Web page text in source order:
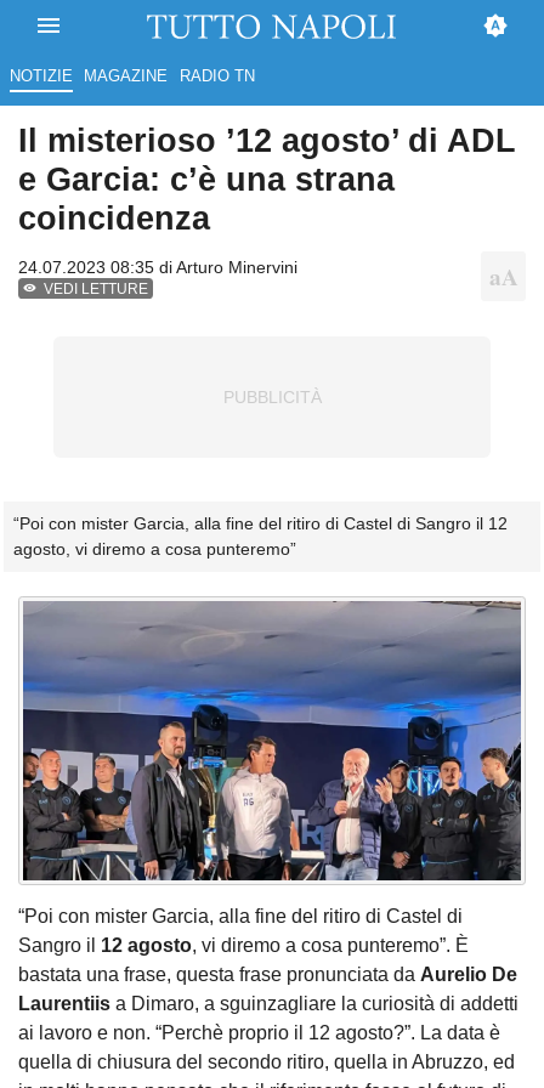
NOTIZIE MAGAZINE RADIO TN
Il misterioso ’12 agosto’ di ADL
e Garcia: c’è una strana
coincidenza
24.07.2023 08:35 diArturo Minervini
VEDI LETTURE
“Poi con mister Garcia, alla fine del ritiro di Castel di Sangro il 12
agosto, vi diremo a cosa punteremo”
“Poi con mister Garcia, alla fine del ritiro di Castel di
Sangro il 12 agosto, vi diremo a cosa punteremo”. È
bastata una frase, questa frase pronunciata da Aurelio De
Laurentiis a Dimaro, a sguinzagliare la curiosità di addetti
ai lavoro e non. “Perchè proprio il 12 agosto?”. La data è
quella di chiusura del secondo ritiro, quella in Abruzzo, ed